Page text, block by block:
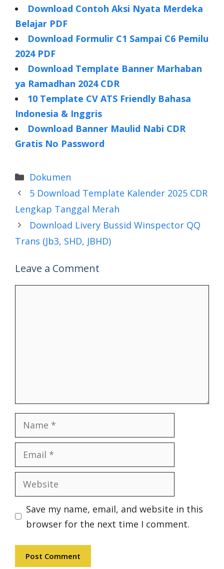
Download Contoh Aksi Nyata Merdeka
Belajar PDF
Download Formulir C1 Sampai C6 Pemilu
2024 PDF
Download Template Banner Marhaban
ya Ramadhan 2024 CDR
10 Template CV ATS Friendly Bahasa
Indonesia & Inggris
Download Banner Maulid Nabi CDR
Gratis No Password
Categories
Dokumen
5 Download Template Kalender 2025 CDR
Lengkap Tanggal Merah
Download Livery Bussid Winspector QQ
Trans (Jb3, SHD, JBHD)
Leave a Comment
Name
Email
Website
Save my name, email, and website in this
browser for the next time I comment.